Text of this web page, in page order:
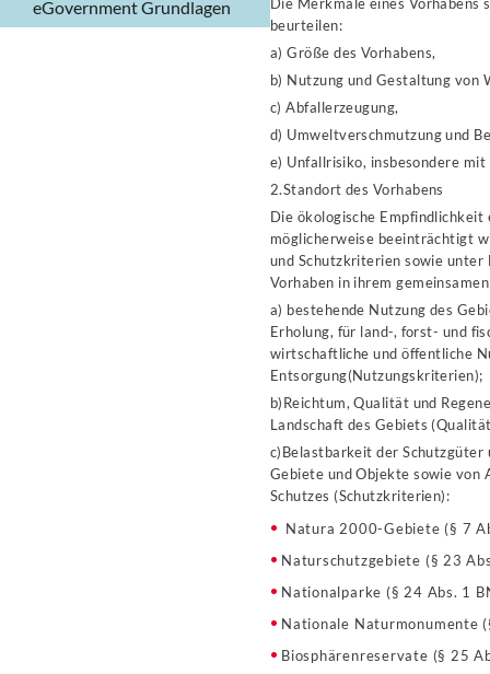
eGovernment Grundlagen
beurteilen:
a) Größe des Vorhabens,
b) Nutzung und Gestaltung von
c) Abfallerzeugung,
d) Umweltverschmutzung und
e) Unfallrisiko, insbesondere
2.Standort des Vorhabens
Die ökologische Empfindlichkeit
möglicherweise beeinträchtigt
und Schutzkriterien sowie unter
Vorhaben in ihrem
a) bestehende Nutzung des
Erholung, für land-, forst- und
wirtschaftliche und öffentliche
Entsorgung(Nutzungskriterien);
b)Reichtum, Qualität und
Landschaft des Gebiets
c)Belastbarkeit der Schutzgüter
Gebiete und Objekte sowie von
Schutzes (Schutzkriterien):
Natura 2000-Gebiete (§ 7
Naturschutzgebiete (§ 23
Nationalparke (§ 24 Abs. 1
Nationale Naturmonumente
Biosphärenreservate (§ 25